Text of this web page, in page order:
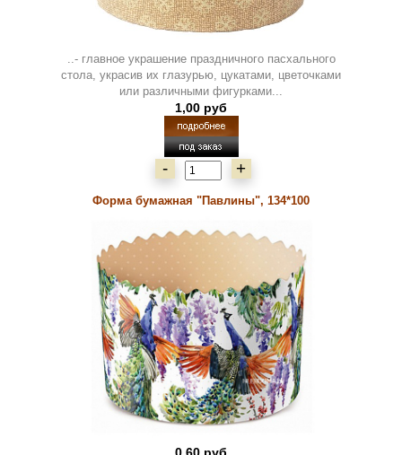
..- главное украшение праздничного пасхального
стола, украсив их глазурью, цукатами, цветочками
или различными фигурками...
1,00 руб
- +
Форма бумажная "Павлины", 134*100